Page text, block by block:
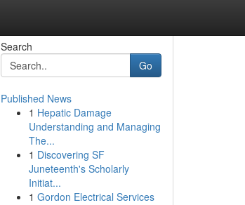
Search
Go
Published News
1 Hepatic Damage
Understanding and Managing
The...
1 Discovering SF
Juneteenth's Scholarly
Initiat...
1 Gordon Electrical Services